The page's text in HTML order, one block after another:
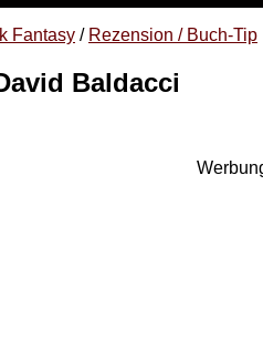
Fantasy / Rezension / Buch-Tip
Baldacci